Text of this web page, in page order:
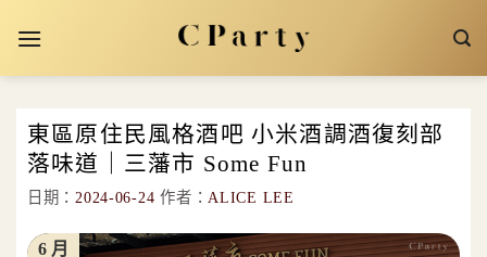
東區原住民風格酒吧 小米酒調酒復刻部
落味道｜三藩市 Some Fun
日期：2024-06-24 作者：ALICE LEE
6 月